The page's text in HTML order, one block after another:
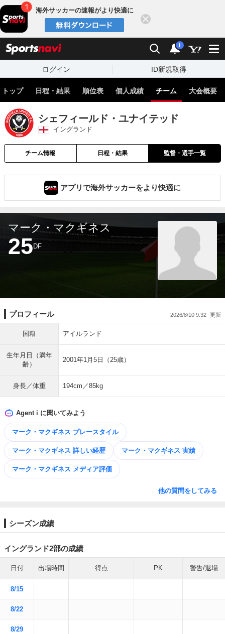
海外サッカーの速報がより快適に
検索 通知
i
ログイン ID新規取得
トップ 日程・結果 順位表 個人成績 チーム 大会概要
シェフィールド・ユナイテッド
イングランド
チーム情報 日程・結果 監督・選手一覧
アプリで海外サッカーをより快適に
マーク・マクギネス
25 DF
プロフィール 2026/8/10 9:32
国籍 アイルランド
生年月日（満年
齢）
2001年1月5日（25歳）
身長／体重 194cm／85kg
Agent i に聞いてみよう
マーク・マクギネス プレースタイル
マーク・マクギネス 詳しい経歴 マーク・マクギネス 実績
マーク・マクギネス メディア評価
他の質問をしてみる
シーズン成績
イングランド2部の成績
日付 出場時間 得点 PK 警告/退場
8/15
8/22
8/29